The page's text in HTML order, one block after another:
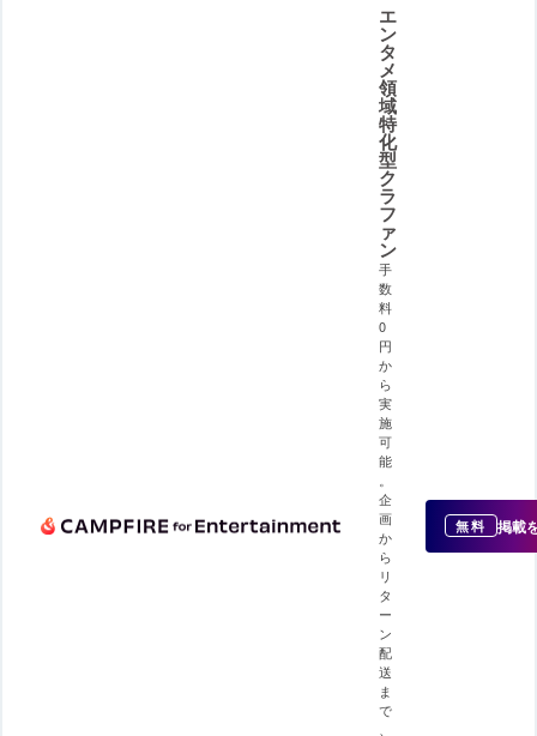
エ
ン
タ
メ
領
域
特
化
型
ク
ラ
フ
ァ
ン
手
数
料
0
円
か
ら
実
施
可
能
企
画
か
ら
リ
タ
ー
ン
配
送
ま
で
無料 掲載